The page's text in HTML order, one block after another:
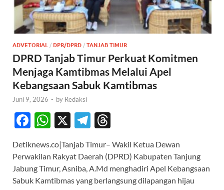
ADVETORIAL / DPR/DPRD / TANJAB TIMUR
DPRD Tanjab Timur Perkuat Komitmen
Menjaga Kamtibmas Melalui Apel
Kebangsaan Sabuk Kamtibmas
Juni 9, 2026 - by Redaksi
F
e
b
o
W
at
s
A
X
T
e
gr
a
e
a
ds
Detiknews.co|Tanjab Timur– Wakil Ketua Dewan
Perwakilan Rakyat Daerah (DPRD) Kabupaten Tanjung
Jabung Timur, Asniba, A.Md menghadiri Apel Kebangsaan
Sabuk Kamtibmas yang berlangsung dilapangan hijau